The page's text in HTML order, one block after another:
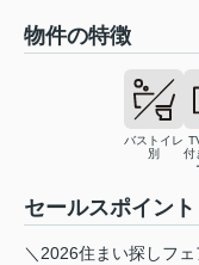
物件の特徴
バストイレ
別
付
セールスポイント
＼2026住まい探しフ